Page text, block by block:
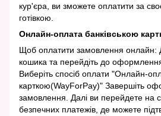
кур'єра, ви зможете оплатити за
готівкою.
Онлайн-оплата банківською
Щоб оплатити замовлення онлайн:
кошика та перейдіть до
Виберіть спосіб оплати "Онлайн-
карткою(WayForPay)" Завершіть
замовлення. Далі ви перейдете на
безпечних платежів, де можете